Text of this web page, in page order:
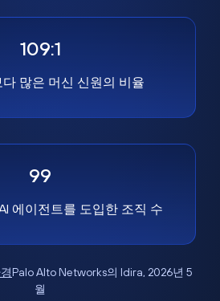
109:1
많은 머신 신원의 비율
99
에이전트를 도입한 조직 수
Palo Alto Networks의 Idira, 2026년 5
월